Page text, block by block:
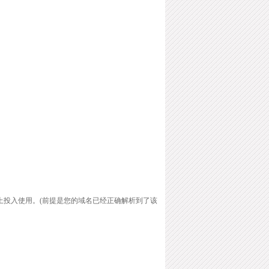
入使用。(前提是您的域名已经正确解析到了该